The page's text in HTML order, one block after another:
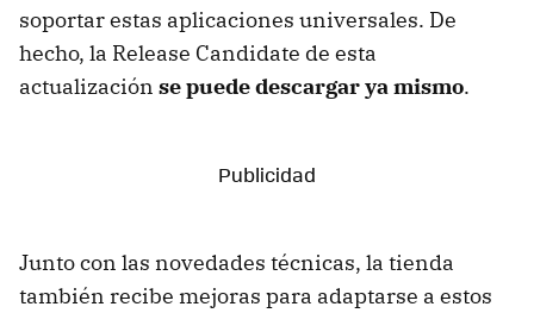
soportar estas aplicaciones universales. De
hecho, la Release Candidate de esta
actualización se puede descargar ya mismo.
Junto con las novedades técnicas, la tienda
también recibe mejoras para adaptarse a estos